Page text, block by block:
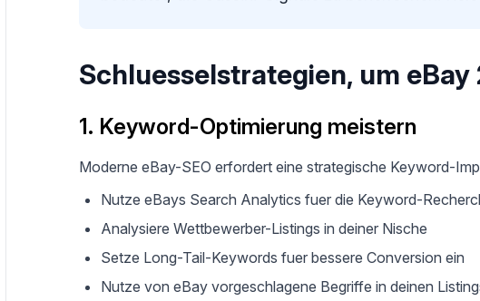
Schluesselstrategien, um
1. Keyword-Optimierung meistern
Moderne eBay-SEO erfordert eine strategische Keyword-
Nutze eBays Search Analytics fuer die Keyword-
Analysiere Wettbewerber-Listings in deiner Nische
Setze Long-Tail-Keywords fuer bessere Conversion ein
Nutze von eBay vorgeschlagene Begriffe in deinen